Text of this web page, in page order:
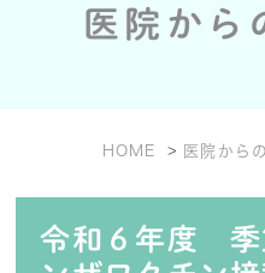
医院から
HOME
令和６年度 季